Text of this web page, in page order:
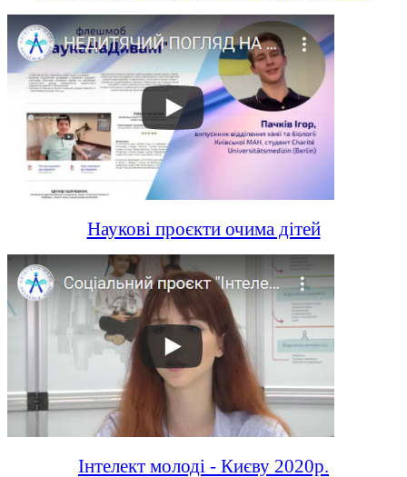
Наукові проєкти очима дітей
Інтелект молоді - Києву 2020р.